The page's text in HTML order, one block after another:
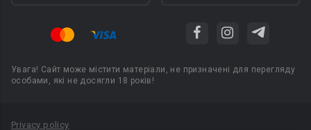
Увага! Сайт може містити матеріали, не призначені для перегляду
особами, які не досягли 18 років!
Privacy policy